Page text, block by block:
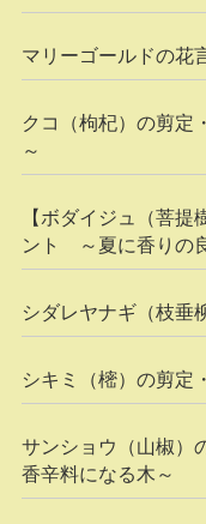
マリーゴールドの花
クコ（枸杞）の剪
～
【ボダイジュ（菩
ント ～夏に香りの
シダレヤナギ（枝垂
シキミ（樒）の剪定
サンショウ（山椒
香辛料になる木～